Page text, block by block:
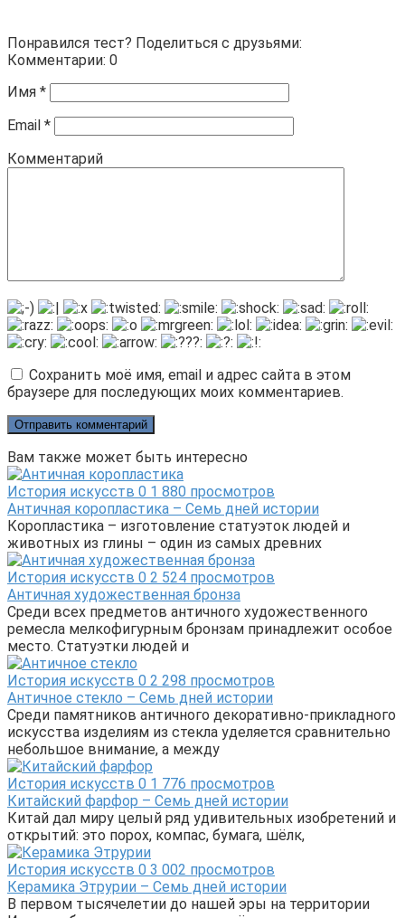
Понравился тест? Поделиться с друзьями:
Комментарии: 0
Имя *
Email *
Комментарий
Сохранить моё имя, email и адрес сайта в этом
браузере для последующих моих комментариев.
Вам также может быть интересно
История искусств 0 1 880 просмотров
Античная коропластика – Семь дней истории
Коропластика – изготовление статуэток людей и
животных из глины – один из самых древних
История искусств 0 2 524 просмотров
Античная художественная бронза
Среди всех предметов античного художественного
ремесла мелкофигурным бронзам принадлежит особое
место. Статуэтки людей и
История искусств 0 2 298 просмотров
Античное стекло – Семь дней истории
Среди памятников античного декоративно-прикладного
искусства изделиям из стекла уделяется сравнительно
небольшое внимание, а между
История искусств 0 1 776 просмотров
Китайский фарфор – Семь дней истории
Китай дал миру целый ряд удивительных изобретений и
открытий: это порох, компас, бумага, шёлк,
История искусств 0 3 002 просмотров
Керамика Этрурии – Семь дней истории
В первом тысячелетии до нашей эры на территории